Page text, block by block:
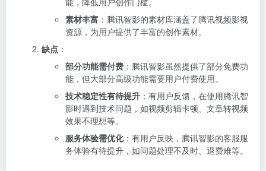
素材丰富 ：腾讯智影的素材库涵盖了腾讯视频影视
资源，为用户提供了丰富的创作素材。
缺点 ：
部分功能需付费 ：腾讯智影虽然提供了部分免费功
能，但大部分高级功能需要用户付费使用。
技术稳定性有待提升 ：有用户反馈，在使用腾讯智
影时遇到技术问题，如视频剪辑卡顿、文章转视频
效果不理想等。
服务体验需优化：有用户反映，腾讯智影的客服服
务体验有待提升，如问题处理不及时、退费难等。